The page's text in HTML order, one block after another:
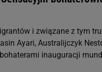
i związane z tym
Ayari, Australijczyk
inauguracji